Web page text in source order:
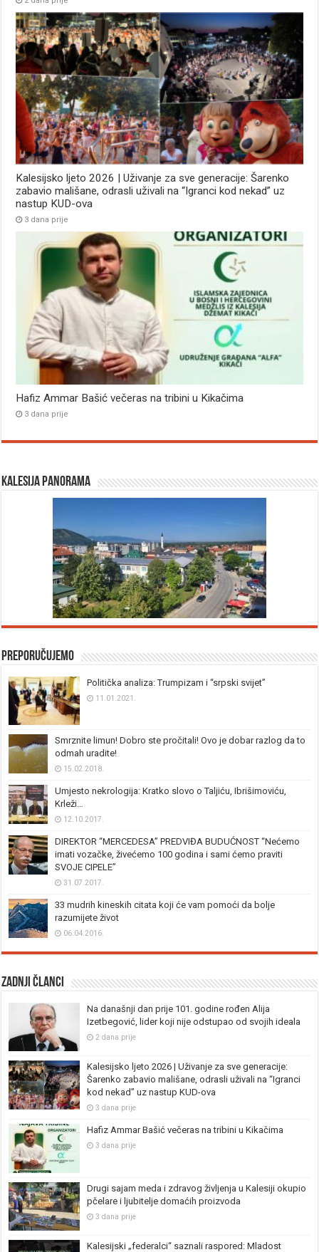
Kalesijsko ljeto 2026 | Uživanje za sve generacije: Šarenko
zabavio mališane, odrasli uživali na “Igranci kod nekad” uz
nastup KUD-ova
3 dana prije
Hafiz Ammar Bašić večeras na tribini u Kikačima
3 dana prije
Kalesija panorama
Preporučujemo
Politička analiza: Trumpizam i “srpski svijet”
11.01.2021.
Smrznite limun! Dobro ste pročitali! Ovo je dobar razlog da to
odmah uradite!
15.02.2018.
Umjesto nekrologija: Kratko slovo o Taljiću, Ibrišimoviću,
Krleži…
12.10.2017.
DIREKTOR “MERCEDESA” PREDVIĐA BUDUĆNOST “Nećemo
imati vozačke, živećemo 100 godina i sami ćemo praviti
SVOJE CIPELE”
31.07.2017.
33 mudrih kineskih citata koji će vam pomoći da bolje
razumijete život
06.04.2016.
Zadnji članci
Na današnji dan prije 101. godine rođen Alija
Izetbegović, lider koji nije odstupao od svojih ideala
2 dana prije
Kalesijsko ljeto 2026 | Uživanje za sve generacije:
Šarenko zabavio mališane, odrasli uživali na “Igranci
kod nekad” uz nastup KUD-ova
3 dana prije
Hafiz Ammar Bašić večeras na tribini u Kikačima
3 dana prije
Drugi sajam meda i zdravog življenja u Kalesiji okupio
pčelare i ljubitelje domaćih proizvoda
3 dana prije
Kalesijski „federalci“ saznali raspored: Mladost